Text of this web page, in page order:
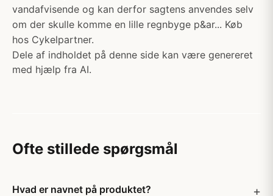
vandafvisende og kan derfor sagtens anvendes selv
om der skulle komme en lille regnbyge p&ar... Køb
hos Cykelpartner.
Dele af indholdet på denne side kan være genereret
med hjælp fra AI.
Ofte stillede spørgsmål
Hvad er navnet på produktet?